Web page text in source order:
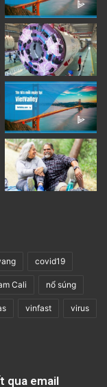
covid19
Cali nổ súng
vinfast virus
qua email